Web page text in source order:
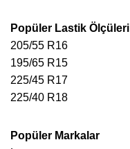
Popüler Lastik Ölçüleri
205/55 R16
195/65 R15
225/45 R17
225/40 R18
Popüler Markalar